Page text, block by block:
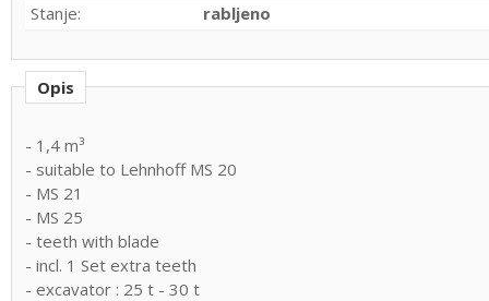
Stanje:
rabljeno
Opis
- 1,4 m³
- suitable to Lehnhoff MS 20
- MS 21
- MS 25
- teeth with blade
- incl. 1 Set extra teeth
- excavator : 25 t - 30 t